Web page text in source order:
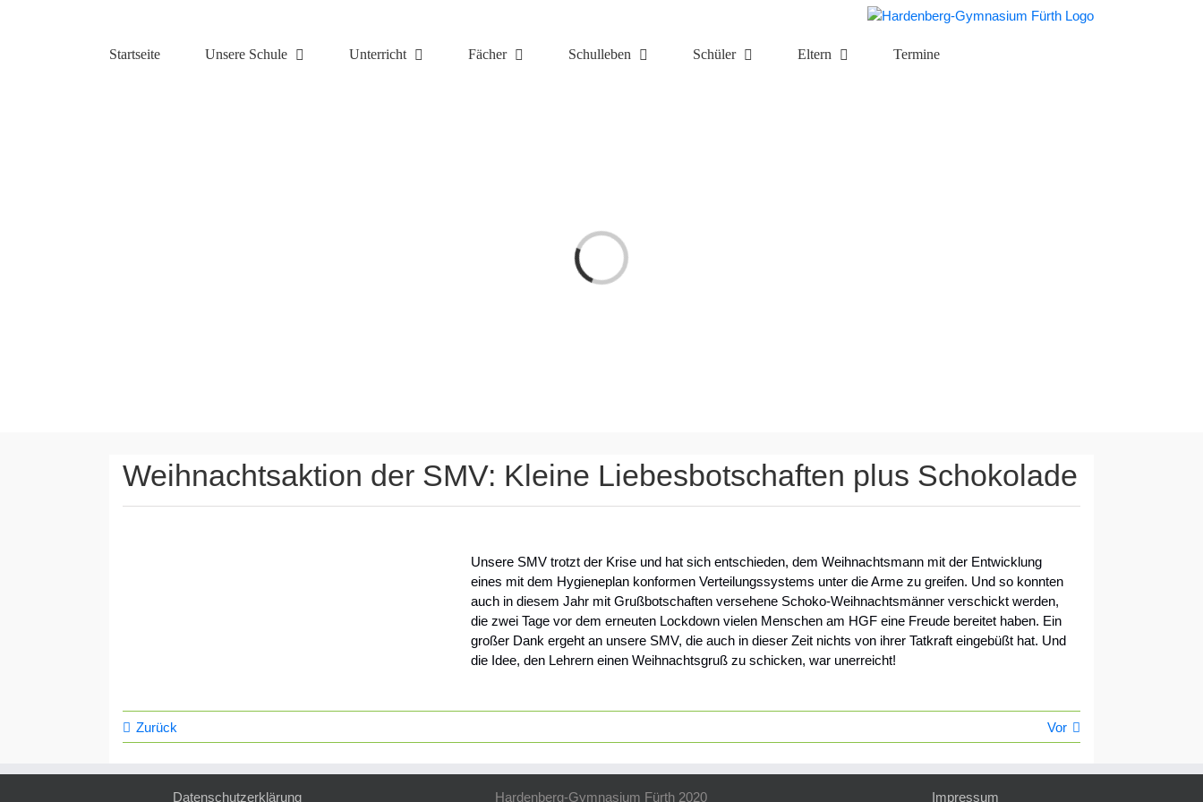
Startseite Unsere Schule Unterricht Fächer Schulleben Schüler Eltern Termine
Laden...
Weihnachtsaktion der SMV: Kleine Liebesbotschaften plus Schokolade
Unsere SMV trotzt der Krise und hat sich entschieden, dem Weihnachtsmann mit der Entwicklung
eines mit dem Hygieneplan konformen Verteilungssystems unter die Arme zu greifen. Und so konnten
auch in diesem Jahr mit Grußbotschaften versehene Schoko-Weihnachtsmänner verschickt werden,
die zwei Tage vor dem erneuten Lockdown vielen Menschen am HGF eine Freude bereitet haben. Ein
großer Dank ergeht an unsere SMV, die auch in dieser Zeit nichts von ihrer Tatkraft eingebüßt hat. Und
die Idee, den Lehrern einen Weihnachtsgruß zu schicken, war unerreicht!
Zurück Vor
Datenschutzerklärung Hardenberg-Gymnasium Fürth 2020 Impressum